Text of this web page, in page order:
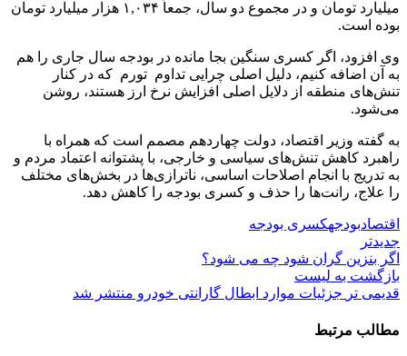
میلیارد تومان و در مجموع دو سال، جمعاً ۱,۰۳۴ هزار میلیارد تومان
بوده است.
‌وی افزود، اگر کسری سنگین بجا مانده در بودجه سال جاری را هم
به آن اضافه کنیم، دلیل اصلی چرایی تداوم ⁧ تورم ⁩ که در کنار
تنش‌های منطقه از دلایل اصلی افزایش‬ نرخ ارز هستند، روشن
می‌شود.
به گفته وزیر اقتصاد، دولت چهاردهم مصمم است که همراه با
راهبرد کاهش تنش‌های سیاسی و خارجی، با پشتوانه اعتماد مردم و
به تدریج با انجام اصلاحات اساسی، ناترازی‌ها در بخش‌های مختلف
را علاج، رانت‌ها را حذف و کسری بودجه را کاهش دهد.
اقتصادبودجهکسری بودجه
جدیدتر
اگر بنزین گران شود چه می شود؟
بازگشت به لیست
قدیمی تر جزئیات موارد ابطال گارانتی خودرو منتشر شد
مطالب مرتبط